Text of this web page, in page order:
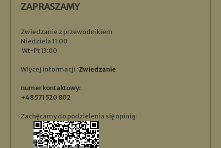
ZAPRASZAMY
Zwiedzanie z przewodnikiem
Niedziela 11:00
Wt-Pt 13:00
Więcej informacji :Zwiedzanie
numer kontaktowy:
+48 571 520 802
Zachęcamy do podzielenia się opinią: